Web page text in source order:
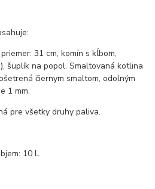
31 cm, komín s kĺbom,
šuplík na popol. Smaltovaná kotlina
čiernym smaltom, odolným
1 mm.
pre všetky druhy paliva.
10 L.